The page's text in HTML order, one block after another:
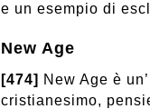
e un esempio di
New Age
[474] New Age è
cristianesimo,